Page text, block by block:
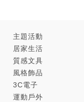
主題活動
居家生活
質感文具
風格飾品
3C電子
運動戶外